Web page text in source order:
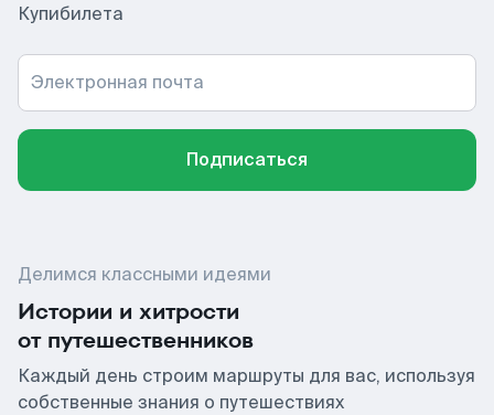
Купибилета
Электронная почта
Подписаться
Делимся классными идеями
Истории и хитрости
от путешественников
Каждый день строим маршруты для вас, используя
собственные знания о путешествиях